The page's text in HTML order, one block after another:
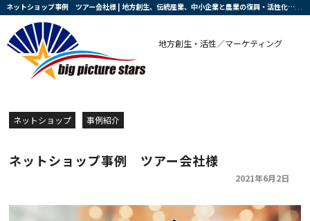
ネットショップ事例 ツアー会社様 | 地方創生、伝統産業、中小企業と農業の復興・活性化を支援する会社です
地方創生・活性／マーケティング
ネットショップ 事例紹介
ネットショップ事例 ツアー会社様
2021年6月2日